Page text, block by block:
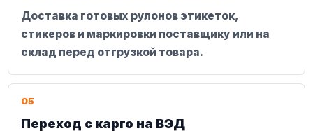
Доставка готовых рулонов этикеток,
стикеров и маркировки поставщику или на
склад перед отгрузкой товара.
05
Переход с карго на ВЭД